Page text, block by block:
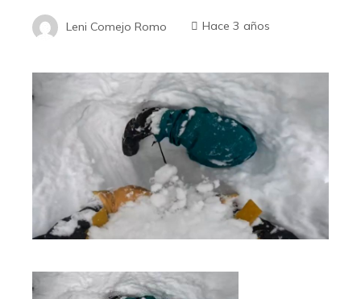
Leni Comejo Romo Hace 3 años